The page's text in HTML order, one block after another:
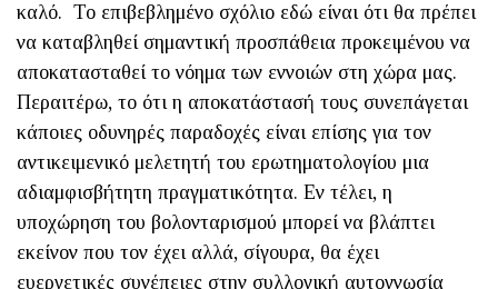
καλό. Το επιβεβλημένο σχόλιο εδώ είναι ότι θα πρέπει
να καταβληθεί σημαντική προσπάθεια προκειμένου να
αποκατασταθεί το νόημα των εννοιών στη χώρα μας.
Περαιτέρω, το ότι η αποκατάστασή τους συνεπάγεται
κάποιες οδυνηρές παραδοχές είναι επίσης για τον
αντικειμενικό μελετητή του ερωτηματολογίου μια
αδιαμφισβήτητη πραγματικότητα. Εν τέλει, η
υποχώρηση του βολονταρισμού μπορεί να βλάπτει
εκείνον που τον έχει αλλά, σίγουρα, θα έχει
ευεργετικές συνέπειες στην συλλογική αυτογνωσία